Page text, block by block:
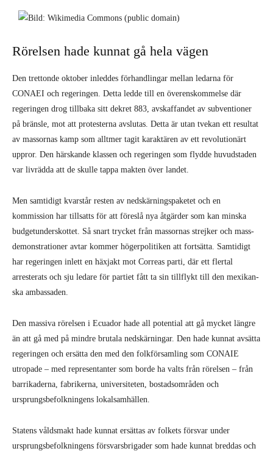
Rörelsen hade kunnat gå hela vägen
Den trettonde oktober inleddes förhand­lingar mellan ledarna för
CONAEI och regeringen. Detta ledde till en överens­kommelse där
regeringen drog tillbaka sitt dekret 883, avskaffandet av subventioner
på bränsle, mot att protesterna avslutas. Detta är utan tvekan ett resultat
av mas­sornas kamp som alltmer tagit karaktären av ett revolutionärt
uppror. Den härskande klassen och regeringen som flydde huvud­staden
var livrädda att de skulle tappa makten över landet.
Men samtidigt kvarstår resten av ned­skärningspaketet och en
kommission har tillsatts för att föreslå nya åtgärder som kan minska
budgetunderskottet. Så snart trycket från massornas strejker och mass­
demonstrationer avtar kommer högerpo­litiken att fortsätta. Samtidigt
har reger­ingen inlett en häxjakt mot Correas parti, där ett flertal
arresterats och sju ledare för partiet fått ta sin tillflykt till den mexikan­
ska ambassaden.
Den massiva rörelsen i Ecuador hade all potential att gå mycket längre
än att gå med på mindre brutala nedskärningar. Den hade kunnat avsätta
regeringen och ersätta den med den folkförsamling som CONAIE
utropade – med representanter som borde ha valts från rörelsen – från
barrikaderna, fabrikerna, universiteten, bostadsområden och
ursprungsbefolk­ningens lokalsamhällen.
Statens våldsmakt hade kunnat ersättas av folkets försvar under
ursprungsbefolk­ningens försvarsbrigader som hade kunnat breddas och